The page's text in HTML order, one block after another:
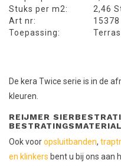
Stuks per m2:
2,46
Art nr:
15378
Toepassing:
De kera Twice serie is in de
kleuren.
REIJMER
Ook vooropsluitbanden,
en klinkers bent u bij ons aan